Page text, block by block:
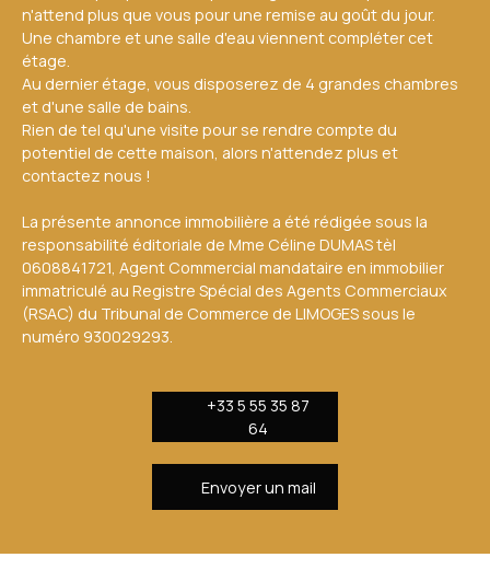
n'attend plus que vous pour une remise au goût du jour.
Une chambre et une salle d'eau viennent compléter cet
étage.
Au dernier étage, vous disposerez de 4 grandes chambres
et d'une salle de bains.
Rien de tel qu'une visite pour se rendre compte du
potentiel de cette maison, alors n'attendez plus et
contactez nous !
La présente annonce immobilière a été rédigée sous la
responsabilité éditoriale de Mme Céline DUMAS tèl
0608841721, Agent Commercial mandataire en immobilier
immatriculé au Registre Spécial des Agents Commerciaux
(RSAC) du Tribunal de Commerce de LIMOGES sous le
numéro 930029293.
+33 5 55 35 87
64
Envoyer un mail